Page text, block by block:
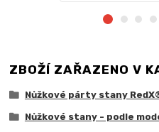
ZBOŽÍ ZAŘAZENO V
Nůžkové párty stany
Nůžkové stany - podle